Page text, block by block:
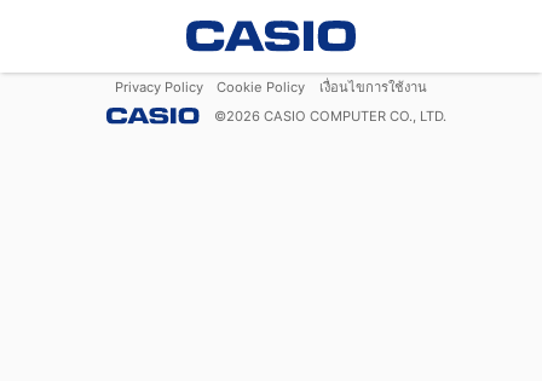
Privacy Policy Cookie Policy
เงื่อนไขการใช้งาน
©2026 CASIO COMPUTER CO., LTD.